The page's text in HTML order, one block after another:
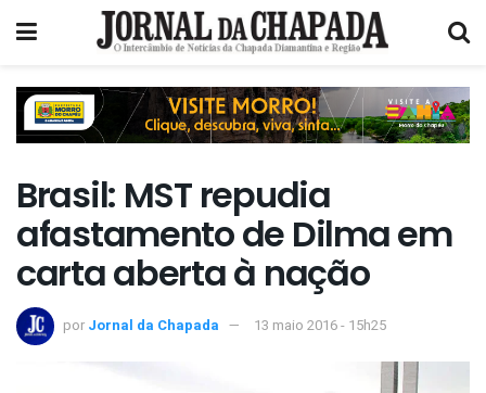
Brasil: MST repudia
afastamento de Dilma em
carta aberta à nação
por Jornal da Chapada 13 maio 2016 - 15h25